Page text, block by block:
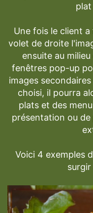
Une fois le client
volet de droite
ensuite au
fenêtres pop-up
images
choisi, il pourra
plats et des
présentation ou
Voici 4 exemples
Previous